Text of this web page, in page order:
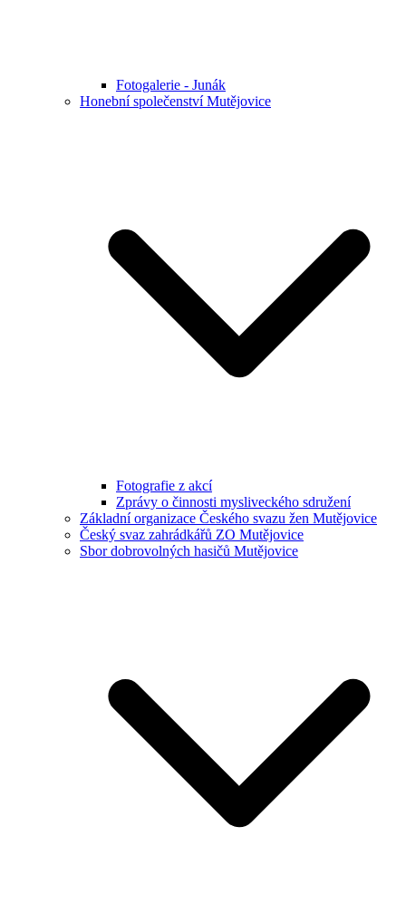
Fotogalerie - Junák
Honební společenství Mutějovice
Fotografie z akcí
Zprávy o činnosti mysliveckého sdružení
Základní organizace Českého svazu žen Mutějovice
Český svaz zahrádkářů ZO Mutějovice
Sbor dobrovolných hasičů Mutějovice